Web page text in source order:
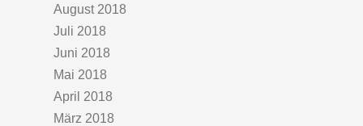
August 2018
Juli 2018
Juni 2018
Mai 2018
April 2018
März 2018